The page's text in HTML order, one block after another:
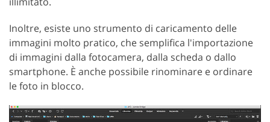
Inoltre, esiste uno strumento di caricamento delle
immagini molto pratico, che semplifica l'importazione
di immagini dalla fotocamera, dalla scheda o dallo
smartphone. È anche possibile rinominare e ordinare
le foto in blocco.